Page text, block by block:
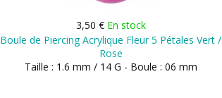
3,50 € En stock
Boule de Piercing Acrylique Fleur 5 Pétales Vert /
Rose
Taille : 1.6 mm / 14 G - Boule : 06 mm